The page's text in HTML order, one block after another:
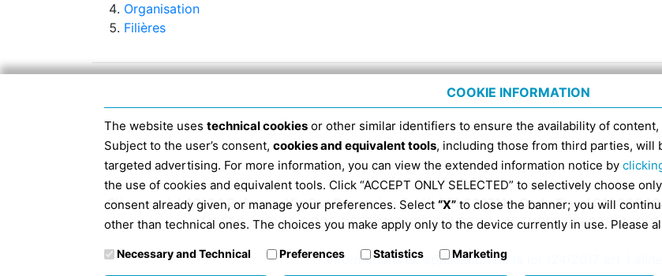
Organisation
Filières
Siège social 40124 Bologne, Via San Domenico 4, tél. 051 6317111, Code Fiscal
JANVIER 2019 LE CODE DESTINATAIRE SDI POUR FACTURES
Informations en application de la loi 124/2017 art 1
COOKIE INFORMATION
The website uses technical cookies or other similar identifiers to ensure the availability of
Subject to the user’s consent, cookies and equivalent tools, including those from third parties, will
targeted advertising. For more information, you can view the extended information notice by
the use of cookies and equivalent tools. Click “ACCEPT ONLY SELECTED” to selectively choose
consent already given, or manage your preferences. Select “X” to close the banner; you will
other than technical ones. The choices you make apply only to the device currently in use. Please
Necessary and Technical Preferences Statistics Marketing